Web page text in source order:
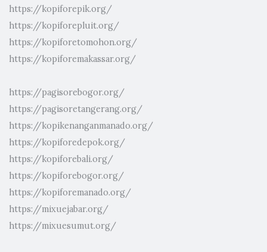
https://kopiforepik.org/
https://kopiforepluit.org/
https://kopiforetomohon.org/
https://kopiforemakassar.org/
https://pagisorebogor.org/
https://pagisoretangerang.org/
https://kopikenanganmanado.org/
https://kopiforedepok.org/
https://kopiforebali.org/
https://kopiforebogor.org/
https://kopiforemanado.org/
https://mixuejabar.org/
https://mixuesumut.org/